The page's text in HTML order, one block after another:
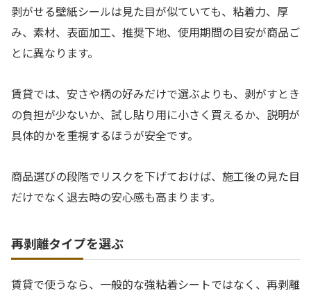
剥がせる壁紙シールは見た目が似ていても、粘着力、厚
み、素材、表面加工、推奨下地、使用期間の目安が商品ご
とに異なります。
賃貸では、安さや柄の好みだけで選ぶよりも、剥がすとき
の負担が少ないか、試し貼り用に小さく買えるか、説明が
具体的かを重視するほうが安全です。
商品選びの段階でリスクを下げておけば、施工後の見た目
だけでなく退去時の安心感も高まります。
再剥離タイプを選ぶ
賃貸で使うなら、一般的な強粘着シートではなく、再剥離